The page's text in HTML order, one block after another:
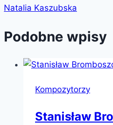
Natalia Kaszubska
Podobne wpisy
Kompozytorzy
Stanisław